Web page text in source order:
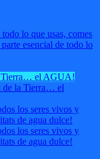
lo que usas, comes
esencial de todo lo
de la Tierra… el
los seres vivos y
de agua dulce!
los seres vivos y
de agua dulce!